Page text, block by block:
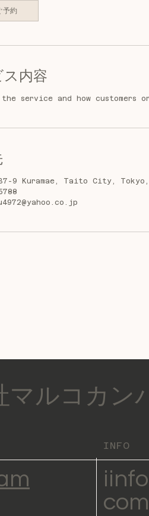
予約
ス内容
the service and how
37-9 Kuramae, Taito City, Tokyo,
マルコカン
INFO
i